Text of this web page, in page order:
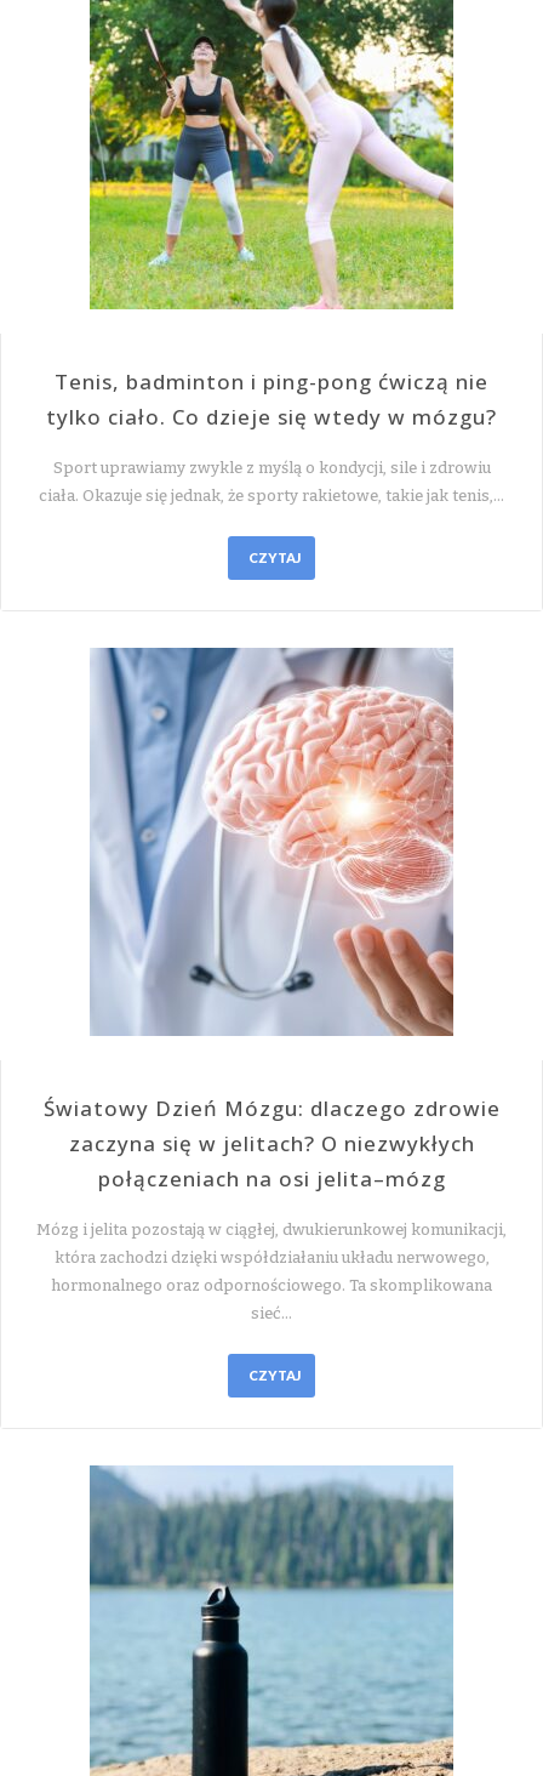
Tenis, badminton i ping-pong ćwiczą nie
tylko ciało. Co dzieje się wtedy w mózgu?
Sport uprawiamy zwykle z myślą o kondycji, sile i zdrowiu
ciała. Okazuje się jednak, że sporty rakietowe, takie jak tenis,…
CZYTAJ
Światowy Dzień Mózgu: dlaczego zdrowie
zaczyna się w jelitach? O niezwykłych
połączeniach na osi jelita–mózg
Mózg i jelita pozostają w ciągłej, dwukierunkowej komunikacji,
która zachodzi dzięki współdziałaniu układu nerwowego,
hormonalnego oraz odpornościowego. Ta skomplikowana
sieć…
CZYTAJ